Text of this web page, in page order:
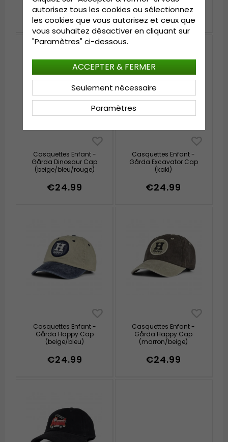
€19.99
(noir/crème)
€24.99
Casquettes Enfant -
Gårda Dinosaur Cap
(beige/bleu/rouge)
€24.99
Casquettes Enfant -
Gårda Excavator Cap
(kaki)
€24.99
Casquettes Enfant -
Gårda Happy Cap
(beige/bleu)
€24.99
Casquettes Enfant -
Gårda Happy Cap
(marron/beige)
€24.99
autorisez tous les cookies ou sélectionnez
les cookies que vous autorisez et ceux que
vous souhaitez désactiver en cliquant sur
"Paramètres" ci-dessous.
Paramètres
Seulement nécessaire
ACCEPTER & FERMER